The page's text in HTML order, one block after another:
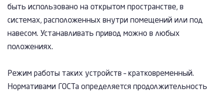
быть использовано на открытом пространстве, в
системах, расположенных внутри помещений или под
навесом. Устанавливать привод можно в любых
положениях.
Режим работы таких устройств – кратковременный.
Нормативами ГОСТа определяется продолжительность